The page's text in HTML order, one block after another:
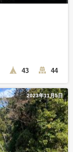
43 44
2023年11月5日